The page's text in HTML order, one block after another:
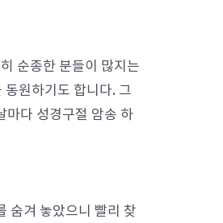
순종한 분들이 많지는
동원하기도 합니다. 그
마다 성경구절 암송 하
숨겨 놓았으니 빨리 찾